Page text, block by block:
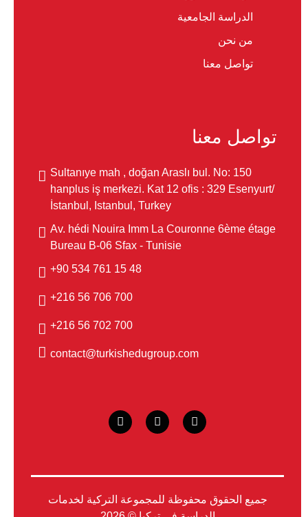
الدراسة الجامعية
من نحن
تواصل معنا
تواصل معنا
Sultanıye mah , doğan Araslı bul. No: 150
hanplus iş merkezi. Kat 12 ofis : 329 Esenyurt/
İstanbul, Istanbul, Turkey
Av. hédi Nouira Imm La Couronne 6ème étage
Bureau B-06 Sfax - Tunisie
48 15 761 534 90+
700 706 56 216+
700 702 56 216+
contact@turkishedugroup.com
جميع الحقوق محفوظة للمجموعة التركية لخدمات